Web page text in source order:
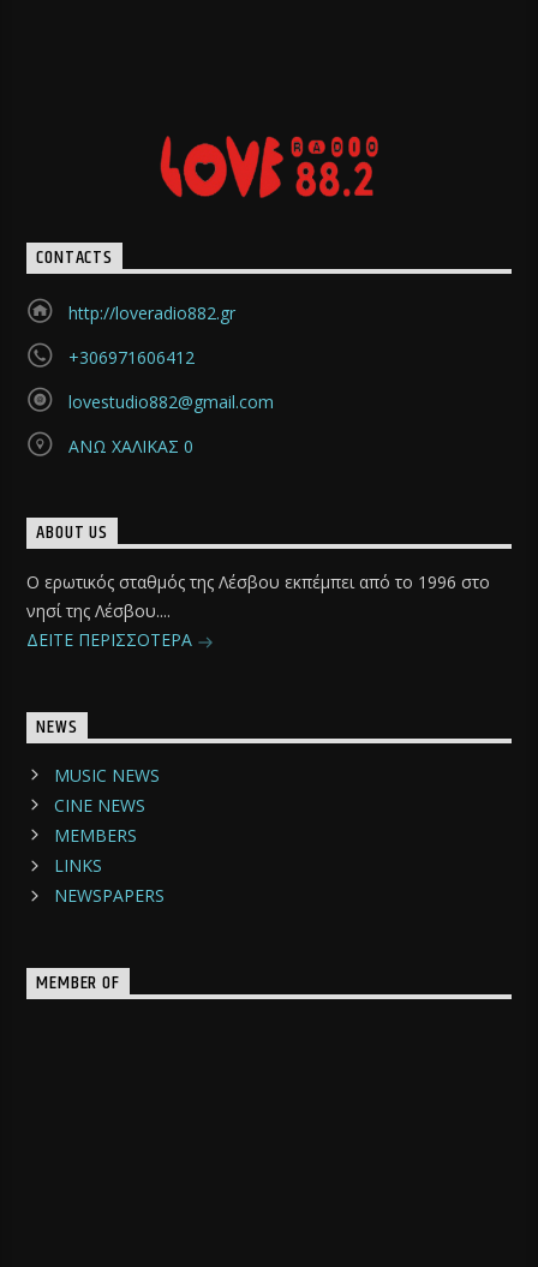
CONTACTS
http://loveradio882.gr
+306971606412
lovestudio882@gmail.com
ΑΝΩ ΧΑΛΙΚΑΣ 0
ABOUT US
Ο ερωτικός σταθμός της Λέσβου εκπέμπει από το 1996 στο
νησί της Λέσβου....
ΔΕΙΤΕ ΠΕΡΙΣΣΟΤΕΡΑ
NEWS
MUSIC NEWS
CINE NEWS
MEMBERS
LINKS
NEWSPAPERS
MEMBER OF